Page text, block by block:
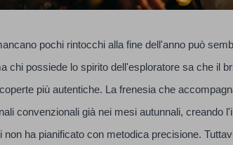
pochi rintocchi alla fine dell'anno può
chi possiede lo spirito dell'esploratore sa che il
più autentiche. La frenesia che
convenzionali già nei mesi autunnali, creando
ha pianificato con metodica precisione.